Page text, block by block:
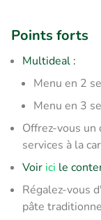
Points forts
Multideal :
Menu en 2
Menu en 3
Offrez-vous
services à la
Voir ici le
Régalez-vous
pâte